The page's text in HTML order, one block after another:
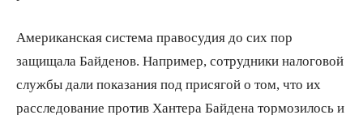
Американская система правосудия до сих пор
защищала Байденов. Например, сотрудники налоговой
службы дали показания под присягой о том, что их
расследование против Хантера Байдена тормозилось и